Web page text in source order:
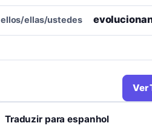
ellos/ellas/ustedes
Ver
Traduzir para espanhol